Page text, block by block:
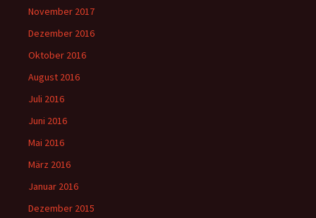
November 2017
Dezember 2016
Oktober 2016
August 2016
Juli 2016
Juni 2016
Mai 2016
März 2016
Januar 2016
Dezember 2015